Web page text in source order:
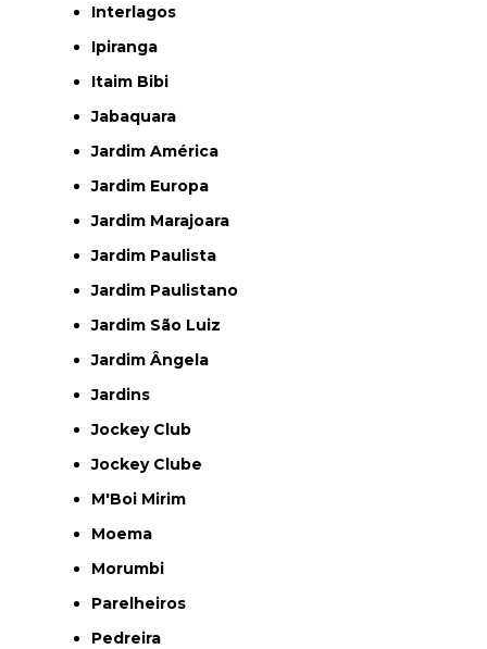
Interlagos
Ipiranga
Itaim Bibi
Jabaquara
Jardim América
Jardim Europa
Jardim Marajoara
Jardim Paulista
Jardim Paulistano
Jardim São Luiz
Jardim Ângela
Jardins
Jockey Club
Jockey Clube
M'Boi Mirim
Moema
Morumbi
Parelheiros
Pedreira